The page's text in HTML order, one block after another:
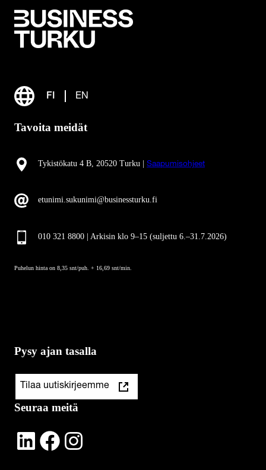
FI EN
Tavoita meidät
Tykistökatu 4 B, 20520 Turku | Saapumisohjeet
etunimi.sukunimi@businessturku.fi
010 321 8800 | Arkisin klo 9–15 (suljettu 6.–31.7.2026)
Puhelun hinta on 8,35 snt/puh. + 16,69 snt/min.
Pysy ajan tasalla
Tilaa uutiskirjeemme
Seuraa meitä
LinkedIn Facebook Instagram